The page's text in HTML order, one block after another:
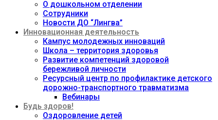
О дошкольном отделении
Сотрудники
Новости ДО “Лингва”
Инновационная деятельность
Кампус молодежных инноваций
Школа – территория здоровья
Развитие компетенций здоровой
бережливой личности
Ресурсный центр по профилактике детского
дорожно-транспортного травматизма
Вебинары
Будь здоров!
Оздоровление детей